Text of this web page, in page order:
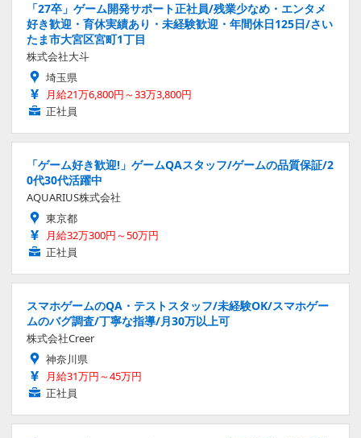
「27卒」ゲーム開発サポート正社員/残業少なめ・エンタメ
好き歓迎・育休実績あり・未経験歓迎・年間休日125日/さい
たま市大宮区宮町1丁目
株式会社大斗
埼玉県
月給21万6,800円～33万3,800円
正社員
「ゲーム好き歓迎!」ゲームQAスタッフ/ゲームの品質保証/2
0代30代活躍中
AQUARIUS株式会社
東京都
月給32万300円～50万円
正社員
スマホゲームのQA・テストスタッフ/未経験OK/スマホゲー
ムのバグ調査/丁寧な指導/月30万以上可
株式会社Creer
神奈川県
月給31万円～45万円
正社員